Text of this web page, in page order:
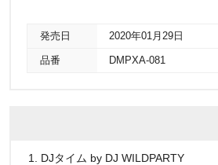
発売日 2020年01月29日
品番 DMPXA-081
1. DJタイム by DJ WILDPARTY